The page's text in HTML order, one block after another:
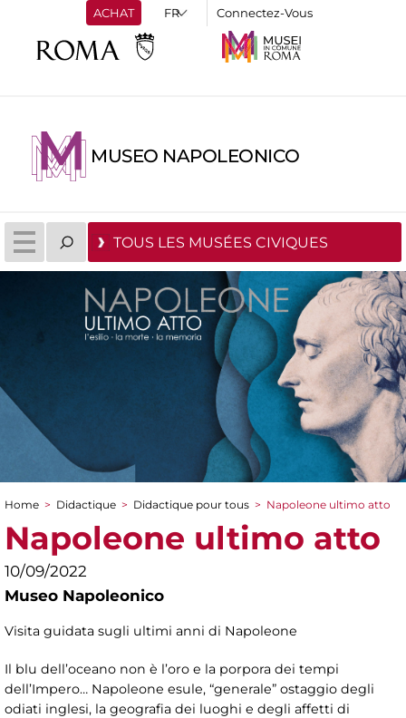
ACHAT Connectez-Vous
MUSEO NAPOLEONICO
TOUS LES MUSÉES CIVIQUES
You are here
Home > Didactique > Didactique pour tous > Napoleone ultimo atto
Napoleone ultimo atto
10/09/2022
Museo Napoleonico
Visita guidata sugli ultimi anni di Napoleone
Il blu dell’oceano non è l’oro e la porpora dei tempi
dell’Impero… Napoleone esule, “generale” ostaggio degli
odiati inglesi, la geografia dei luoghi e degli affetti di